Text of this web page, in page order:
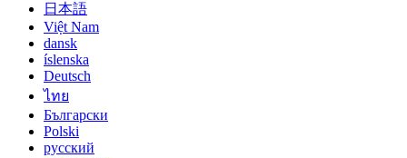
日本語
Việt Nam
dansk
íslenska
Deutsch
ไทย
Български
Polski
русский